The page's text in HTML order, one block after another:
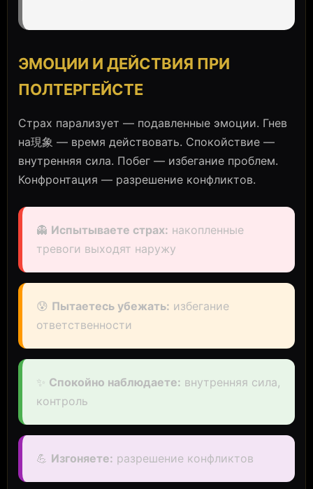
ЭМОЦИИ И ДЕЙСТВИЯ ПРИ
ПОЛТЕРГЕЙСТЕ
Страх парализует — подавленные эмоции. Гнев
на現象 — время действовать. Спокойствие —
внутренняя сила. Побег — избегание проблем.
Конфронтация — разрешение конфликтов.
👻 Испытываете страх: накопленные
тревоги выходят наружу
😰 Пытаетесь убежать: избегание
ответственности
✨ Спокойно наблюдаете: внутренняя сила,
контроль
💪 Изгоняете: разрешение конфликтов